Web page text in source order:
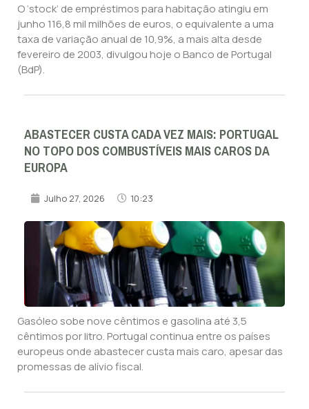
O ‘stock’ de empréstimos para habitação atingiu em
junho 116,8 mil milhões de euros, o equivalente a uma
taxa de variação anual de 10,9%, a mais alta desde
fevereiro de 2003, divulgou hoje o Banco de Portugal
(BdP).
ABASTECER CUSTA CADA VEZ MAIS: PORTUGAL
NO TOPO DOS COMBUSTÍVEIS MAIS CAROS DA
EUROPA
Julho 27, 2026 10:23
Gasóleo sobe nove cêntimos e gasolina até 3,5
cêntimos por litro. Portugal continua entre os países
europeus onde abastecer custa mais caro, apesar das
promessas de alívio fiscal.